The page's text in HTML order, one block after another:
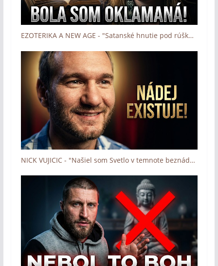
EZOTERIKA A NEW AGE - "Satanské hnutie pod rúškom lásky" (Boh zázrakov - Človek a dotyk Lásky)
NICK VUJICIC - "Našiel som Svetlo v temnote beznádeje" (Boh zázrakov - Človek a dotyk Lásky)